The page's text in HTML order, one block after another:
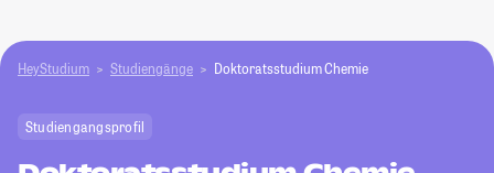
HeyStudium Studiengänge Doktoratsstudium Chemie
Studiengangsprofil